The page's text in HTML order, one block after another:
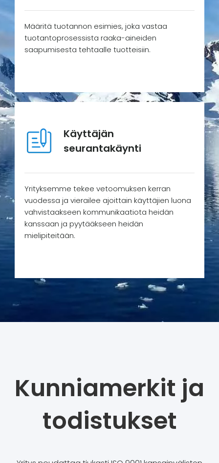
Määritä tuotannon esimies, joka vastaa
tuotantoprosessista raaka-aineiden
saapumisesta tehtaalle tuotteisiin.
Käyttäjän
seurantakäynti
Yrityksemme tekee vetoomuksen kerran
vuodessa ja vierailee ajoittain käyttäjien luona
vahvistaakseen kommunikaatiota heidän
kanssaan ja pyytääkseen heidän
mielipiteitään.
Kunniamerkit ja
todistukset